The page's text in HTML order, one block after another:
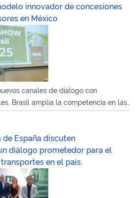
innovador de concesiones
en México
canales de diálogo con
Brasil amplía la competencia en las
y diversifica los operadores
España discuten
diálogo prometedor para el
en el país.